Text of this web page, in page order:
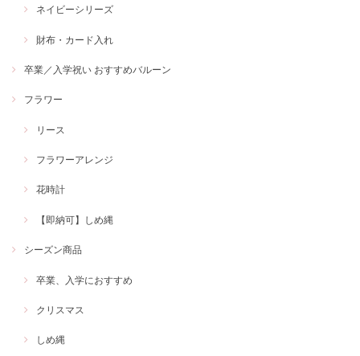
ネイビーシリーズ
財布・カード入れ
卒業／入学祝い おすすめバルーン
フラワー
リース
フラワーアレンジ
花時計
【即納可】しめ縄
シーズン商品
卒業、入学におすすめ
クリスマス
しめ縄